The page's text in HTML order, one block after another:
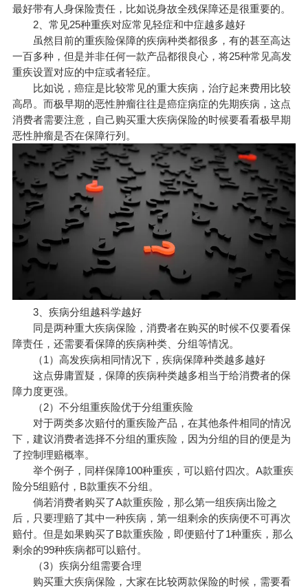
最好带有人身保险责任，比如说身故全残保障还是很重要的。
2、常见25种重疾对应常见轻症和中症越多越好
虽然目前的重疾险保障的疾病种类都很多，有的甚至高达
一百多种，但是并非任何一款产品都很良心，将25种常见高发
重疾设置对应的中症或者轻症。
比如说，癌症是比较常见的重大疾病，治疗起来费用比较
高昂。而极早期的恶性肿瘤往往是癌症病症的先期疾病，这点
消费者需要注意，自己购买重大疾病保险的时候要看看极早期
恶性肿瘤是否在保障行列。
3、疾病分组越科学越好
同是两种重大疾病保险，消费者在购买的时候不仅要看保
障责任，还需要看保障的疾病种类、分组等情况。
（1）高发疾病相同情况下，疾病保障种类越多越好
这点毋庸置疑，保障的疾病种类越多相当于给消费者的保
障力度更强。
（2）不分组重疾险优于分组重疾险
对于两类多次赔付的重疾险产品，在其他条件相同的情况
下，建议消费者选择不分组的重疾险，因为分组的目的便是为
了控制理赔概率。
举个例子，同样保障100种重疾，可以赔付四次。A款重疾
险分5组赔付，B款重疾不分组。
倘若消费者购买了A款重疾险，那么第一组疾病出险之
后，只要理赔了其中一种疾病，第一组剩余的疾病便不可再次
赔付。但是如果购买了B款重疾险，即便赔付了1种重疾，那么
剩余的99种疾病都可以赔付。
（3）疾病分组需要合理
购买重大疾病保险，大家在比较两款保险的时候，需要看